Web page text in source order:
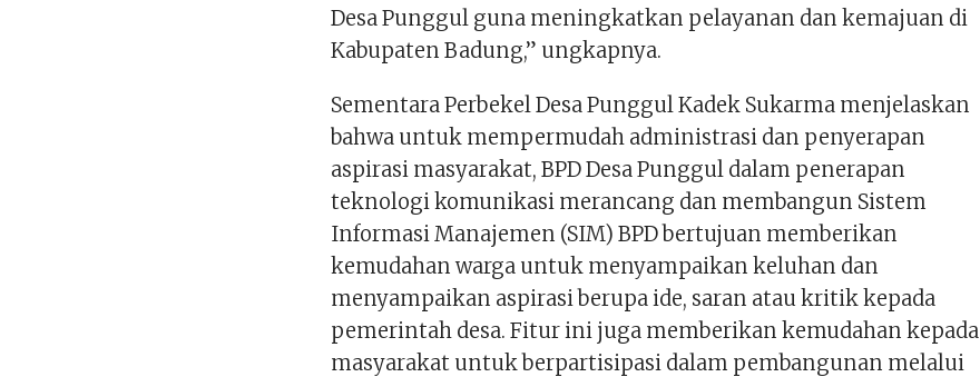
Desa Punggul guna meningkatkan pelayanan dan kemajuan di
Kabupaten Badung,” ungkapnya.
Sementara Perbekel Desa Punggul Kadek Sukarma menjelaskan
bahwa untuk mempermudah administrasi dan penyerapan
aspirasi masyarakat, BPD Desa Punggul dalam penerapan
teknologi komunikasi merancang dan membangun Sistem
Informasi Manajemen (SIM) BPD bertujuan memberikan
kemudahan warga untuk menyampaikan keluhan dan
menyampaikan aspirasi berupa ide, saran atau kritik kepada
pemerintah desa. Fitur ini juga memberikan kemudahan kepada
masyarakat untuk berpartisipasi dalam pembangunan melalui